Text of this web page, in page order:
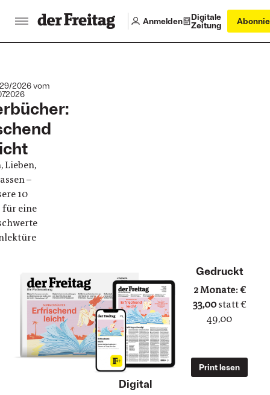
Anmelden
Digitale
Zeitung
2026 vom
Lieben,
–
10
für eine
Abo breaker Gedruckt
2 Monate: €
33,00statt €
49,00
Print lesen
Digital